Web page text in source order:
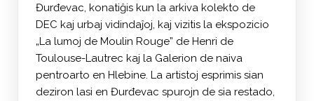
Đurđevac, konatiĝis kun la arkiva kolekto de
DEC kaj urbaj vidindaĵoj, kaj vizitis la ekspozicio
„La lumoj de Moulin Rouge” de Henri de
Toulouse-Lautrec kaj la Galerion de naiva
pentroarto en Hlebine. La artistoj esprimis sian
deziron lasi en Đurđevac spurojn de sia restado,